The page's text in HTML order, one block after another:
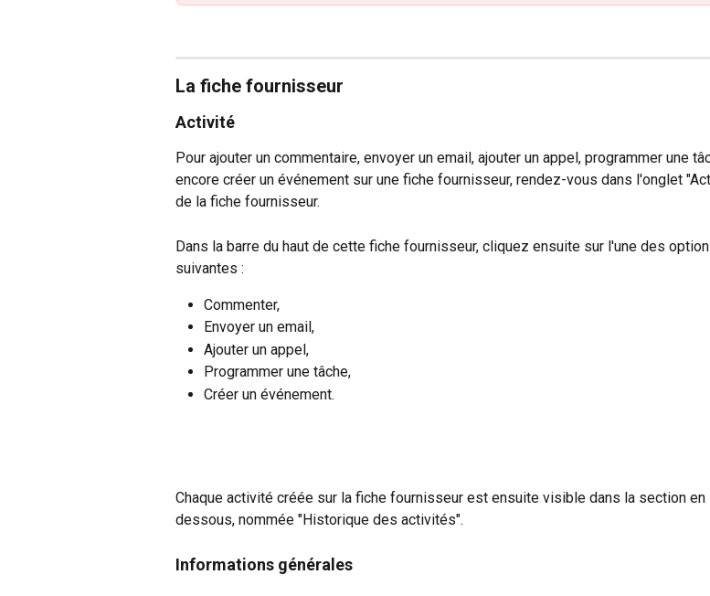
La fiche fournisseur
Activité
Pour ajouter un commentaire, envoyer un email, ajouter un appel, programmer une
encore créer un événement sur une fiche fournisseur, rendez-vous dans l'onglet
de la fiche fournisseur.
Dans la barre du haut de cette fiche fournisseur, cliquez ensuite sur l'une des
suivantes :
Commenter,
Envoyer un email,
Ajouter un appel,
Programmer une tâche,
Créer un événement.
Chaque activité créée sur la fiche fournisseur est ensuite visible dans la section en
dessous, nommée "Historique des activités".
Informations générales